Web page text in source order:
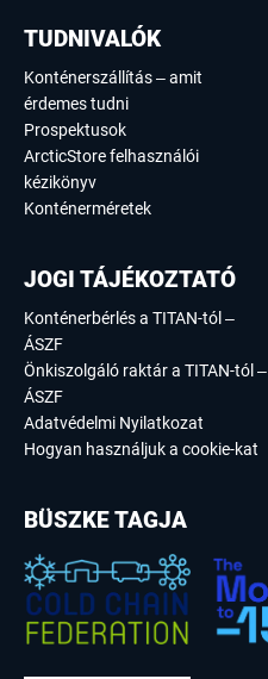
TUDNIVALÓK
Konténerszállítás – amit
érdemes tudni
Prospektusok
ArcticStore felhasználói
kézikönyv
Konténerméretek
JOGI TÁJÉKOZTATÓ
Konténerbérlés a TITAN-tól –
ÁSZF
Önkiszolgáló raktár a TITAN-tól –
ÁSZF
Adatvédelmi Nyilatkozat
Hogyan használjuk a cookie-kat
BÜSZKE TAGJA